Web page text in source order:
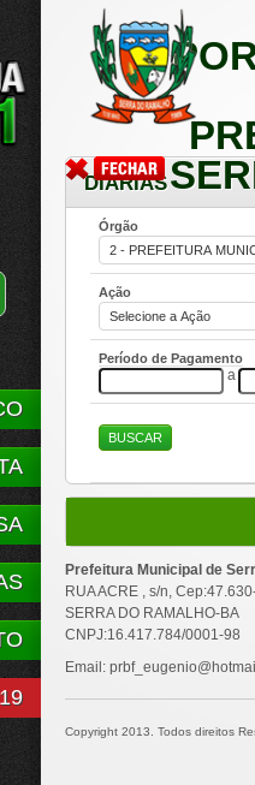
DIÁRIAS
Órgão
Ação
Período de Pagamento
a
Prefeitura Municipal de
RUA ACRE , s/n,
SERRA DO RAMALHO-BA
CNPJ:16.417.784/0001-98
Email:
Copyright 2013. Todos direitos